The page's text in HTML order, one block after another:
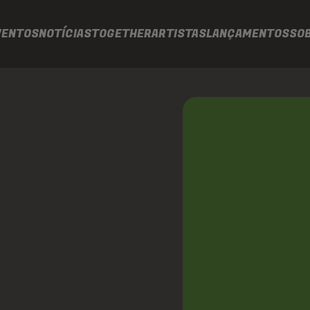
NOTÍCIASTOGETHERARTISTASLANÇAMENTOS